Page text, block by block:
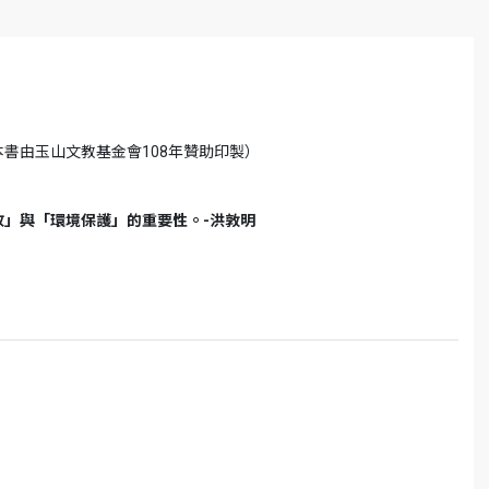
由玉山文教基金會108年贊助印製）
與「環境保護」的重要性。-洪敦明